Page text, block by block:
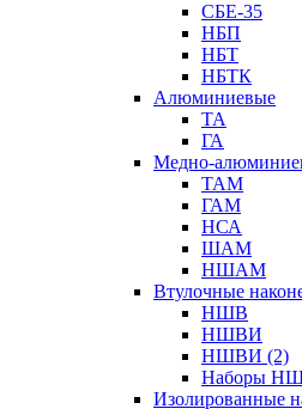
СБЕ-35
НБП
НБТ
НБТК
Алюминиевые
ТА
ГА
Медно-
ТАМ
ГАМ
НСА
ШАМ
НШАМ
Втулочные
НШВ
НШВИ
НШВИ (2)
Наборы
Изолированные